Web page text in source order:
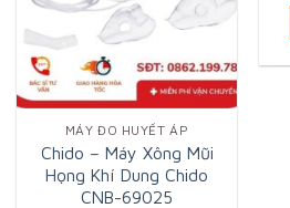
MÁY ĐO HUYẾT ÁP
Chido – Máy Xông Mũi
Họng Khí Dung Chido
CNB-69025